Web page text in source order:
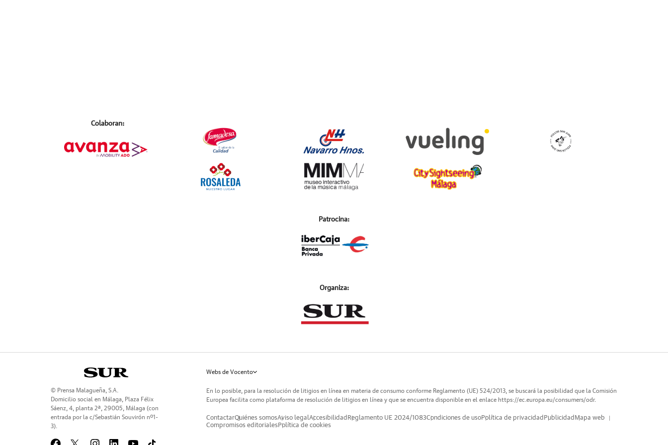
Colaboran:
Patrocina:
Organiza:
© Prensa Malagueña, S.A.
Domicilio social en Málaga, Plaza Félix
Sáenz, 4, planta 2ª, 29005, Málaga (con
entrada por la c/Sebastián Souvirón nº1-
3).
Webs de Vocento
En lo posible, para la resolución de litigios en línea en materia de consumo conforme Reglamento (UE) 524/2013, se buscará la posibilidad que la Comisión
Europea facilita como plataforma de resolución de litigios en línea y que se encuentra disponible en el enlace https://ec.europa.eu/consumers/odr.
ContactarQuiénes somosAviso legalAccesibilidad Reglamento UE 2024/1083Condiciones de usoPolítica de privacidad Publicidad Mapa web
Compromisos editorialesPolítica de cookies